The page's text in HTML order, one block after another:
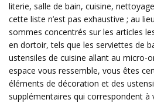
literie, salle de bain, cuisine,
cette liste n’est pas exhaustive ; au
sommes concentrés sur les articles
en dortoir, tels que les serviettes de
ustensiles de cuisine allant au micro-
espace vous ressemble, vous êtes
éléments de décoration et des
supplémentaires qui correspondent à